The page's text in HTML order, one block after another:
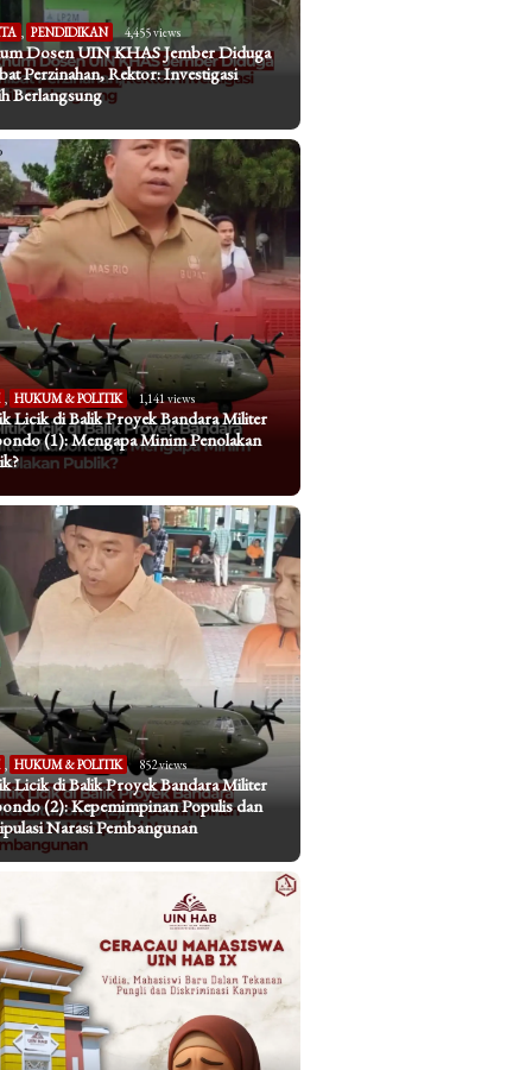
, PENDIDIKAN 4,455 views
Dosen UIN KHAS Jember Diduga
Perzinahan, Rektor: Investigasi
Berlangsung
, HUKUM & POLITIK 1,141 views
Licik di Balik Proyek Bandara Militer
(1): Mengapa Minim Penolakan
HUKUM & POLITIK 852 views
Licik di Balik Proyek Bandara Militer
(2): Kepemimpinan Populis dan
Narasi Pembangunan